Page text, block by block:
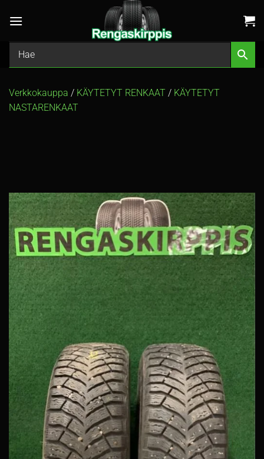
Verkkokauppa / KÄYTETYT RENKAAT / KÄYTETYT
NASTARENKAAT